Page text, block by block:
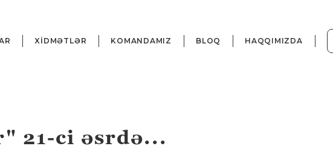
XİDMƏTLƏR KOMANDAMIZ BLOQ HAQQIMIZDA
21-ci əsrdə...